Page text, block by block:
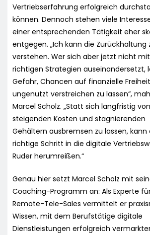
Vertriebserfahrung erfolgreich
können. Dennoch stehen viele
einer entsprechenden Tätigkeit eher
entgegen. „Ich kann die Zurückhaltung
verstehen. Wer sich aber jetzt nicht
richtigen Strategien auseinandersetzt,
Gefahr, Chancen auf finanzielle Freiheit
ungenutzt verstreichen zu lassen“,
Marcel Scholz. „Statt sich langfristig von
steigenden Kosten und stagnierenden
Gehältern ausbremsen zu lassen, kann
richtige Schritt in die digitale
Ruder herumreißen.“
Genau hier setzt Marcel Scholz mit
Coaching-Programm an: Als Experte
Remote-Tele-Sales vermittelt er
Wissen, mit dem Berufstätige digitale
Dienstleistungen erfolgreich